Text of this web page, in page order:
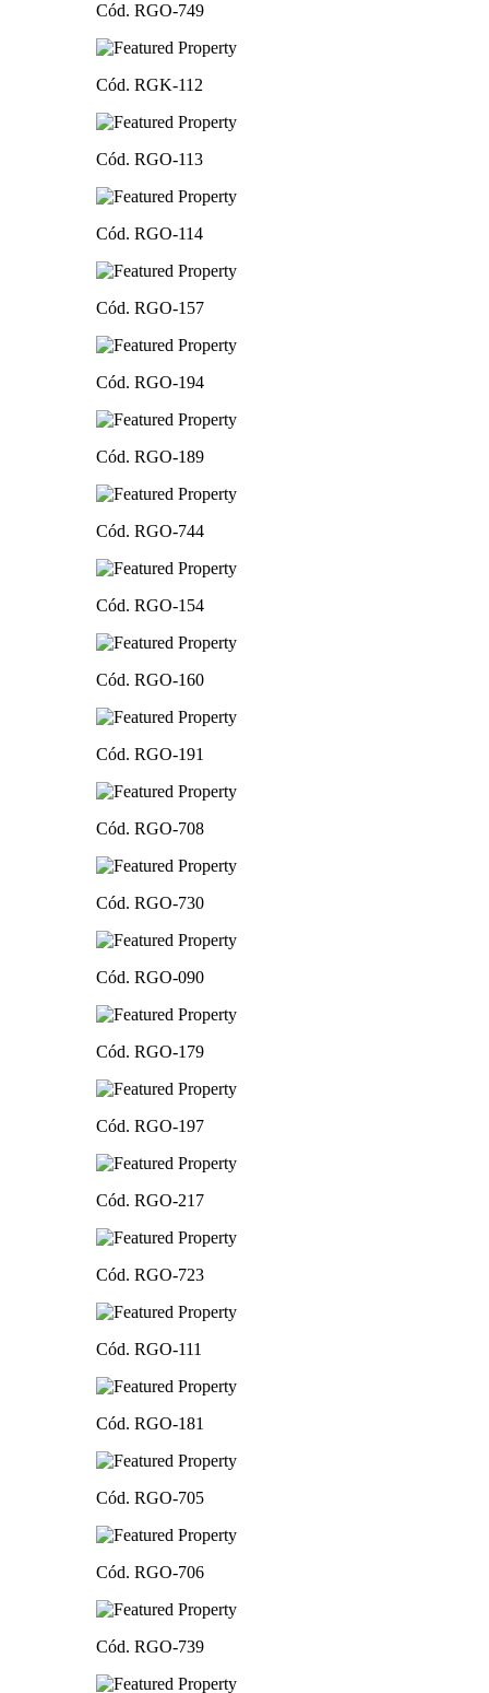
Cód. RGO-749
Cód. RGK-112
Cód. RGO-113
Cód. RGO-114
Cód. RGO-157
Cód. RGO-194
Cód. RGO-189
Cód. RGO-744
Cód. RGO-154
Cód. RGO-160
Cód. RGO-191
Cód. RGO-708
Cód. RGO-730
Cód. RGO-090
Cód. RGO-179
Cód. RGO-197
Cód. RGO-217
Cód. RGO-723
Cód. RGO-111
Cód. RGO-181
Cód. RGO-705
Cód. RGO-706
Cód. RGO-739